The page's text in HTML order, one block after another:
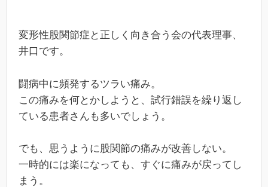
変形性股関節症と正しく向き合う会の代表理事、
井口です。
闘病中に頻発するツラい痛み。
この痛みを何とかしようと、試行錯誤を繰り返し
ている患者さんも多いでしょう。
でも、思うように股関節の痛みが改善しない。
一時的には楽になっても、すぐに痛みが戻ってし
まう。